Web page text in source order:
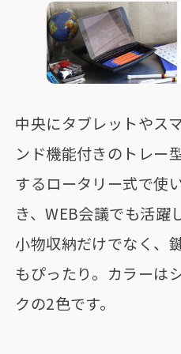
中央にタブレットやス
ンド機能付きのトレー
するロータリー式で使
き、WEB会議でも活躍
小物収納だけでなく、
もぴったり。カラーは
クの2色です。